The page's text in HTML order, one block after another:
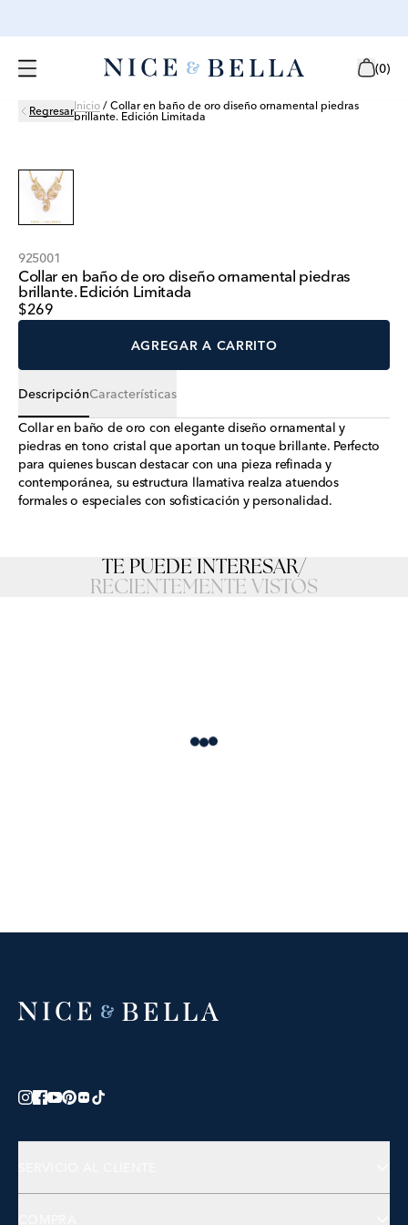
(0)
RegresarInicio / Collar en baño de oro diseño ornamental piedras
brillante. Edición Limitada
925001
Collar en baño de oro diseño ornamental piedras
brillante. Edición Limitada
$269
AGREGAR A CARRITO
DescripciónCaracterísticas
Collar en baño de oro con elegante diseño ornamental y
piedras en tono cristal que aportan un toque brillante. Perfecto
para quienes buscan destacar con una pieza refinada y
contemporánea, su estructura llamativa realza atuendos
formales o especiales con sofisticación y personalidad.
TE PUEDE INTERESAR/
RECIENTEMENTE VISTOS
Loading